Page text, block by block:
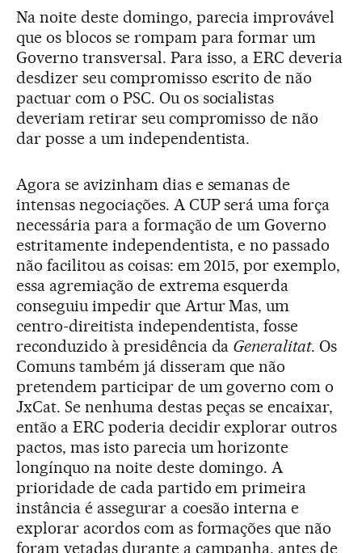
Na noite deste domingo, parecia improvável
que os blocos se rompam para formar um
Governo transversal. Para isso, a ERC deveria
desdizer seu compromisso escrito de não
pactuar com o PSC. Ou os socialistas
deveriam retirar seu compromisso de não
dar posse a um independentista.
Agora se avizinham dias e semanas de
intensas negociações. A CUP será uma força
necessária para a formação de um Governo
estritamente independentista, e no passado
não facilitou as coisas: em 2015, por exemplo,
essa agremiação de extrema esquerda
conseguiu impedir que Artur Mas, um
centro-direitista independentista, fosse
reconduzido à presidência da Generalitat. Os
Comuns também já disseram que não
pretendem participar de um governo com o
JxCat. Se nenhuma destas peças se encaixar,
então a ERC poderia decidir explorar outros
pactos, mas isto parecia um horizonte
longínquo na noite deste domingo. A
prioridade de cada partido em primeira
instância é assegurar a coesão interna e
explorar acordos com as formações que não
foram vetadas durante a campanha, antes de